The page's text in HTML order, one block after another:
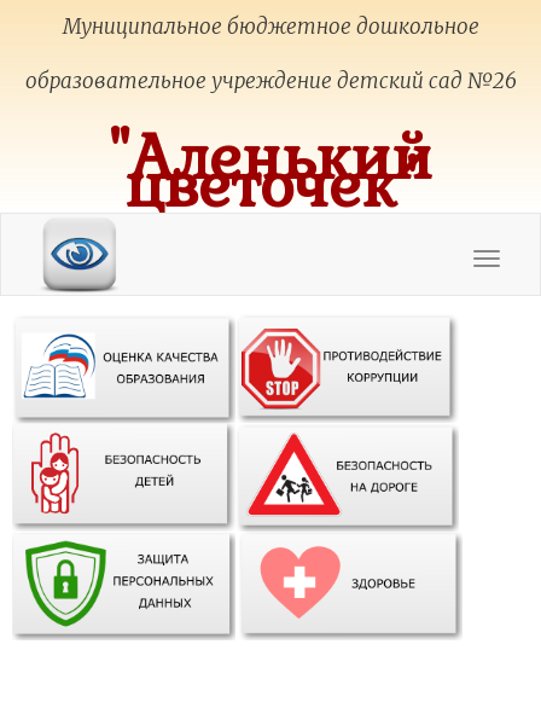
Муниципальное бюджетное дошкольное
образовательное учреждение детский сад №26
"Аленький
цветочек"
Toggle